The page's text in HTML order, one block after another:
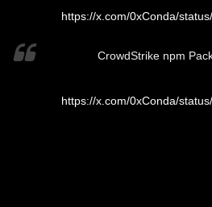
https://x.com/0xConda/
CrowdStrike npm
https://x.com/0xConda/